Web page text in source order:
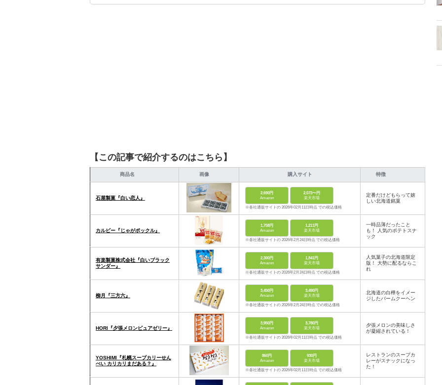
【この記事で紹介するのはこちら】
商品名 画像 購入サイト 特徴
石屋製菓『白い恋人』
2,690円
Amazon
2,073〜円
楽天市場
※各社通販サイトの 2026年02月11日時点 での税込価格
定番だけどもらって嬉
しい北海道銘菓
カルビー『じゃがポックル』
1,758円
Amazon
1,211円
楽天市場
※各社通販サイトの 2026年2月24日時点 での税込価格
一時品薄だったこと
も！ 人気のポテトスナ
ック
有楽製菓株式会社『白いブラック
サンダー』
2,300円
Amazon
1,841円
楽天市場
※各社通販サイトの 2026年2月24日時点 での税込価格
人気菓子の北海道限定
版！ 大勢に配るならこ
れ
柳月『三方六』
3,450円
Amazon
3,490円
楽天市場
※各社通販サイトの 2026年2月24日時点 での税込価格
北海道の白樺をイメー
ジしたバームクーヘン
HORI『夕張メロンピュアゼリー』
3,950円
Amazon
3,780円
楽天市場
※各社通販サイトの 2026年02月11日時点 での税込価格
夕張メロンの美味しさ
が凝縮されている！
YOSHIMI『札幌スープカリーせん
べい カリカリまだある？』
860円
Amazon
930円
楽天市場
※各社通販サイトの 2026年02月11日時点 での税込価格
レストランのスープカ
レーがスナックになっ
た！